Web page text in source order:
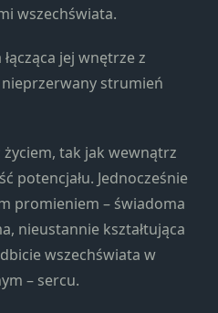
wszechświata.
jej wnętrze z
strumień
życiem, tak jak wewnątrz
potencjału. Jednocześnie
promieniem – świadoma
nieustannie kształtująca
wszechświata w
– sercu.